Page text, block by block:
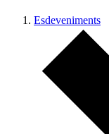
Esdeveniments